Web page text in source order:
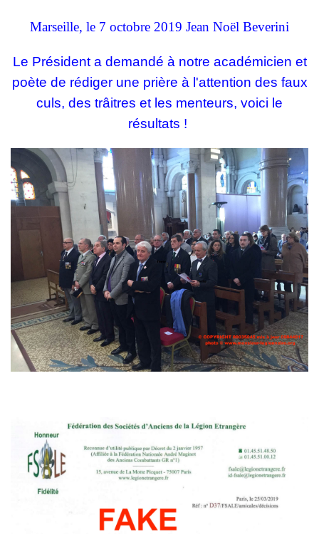
Marseille, le 7 octobre 2019 Jean Noël Beverini
Le Président a demandé à notre académicien et
poète de rédiger une prière à l'attention des faux
culs, des trâitres et les menteurs, voici le
résultats !